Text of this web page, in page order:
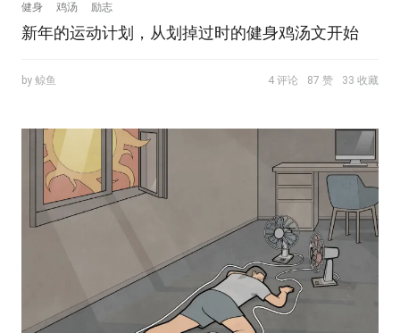
健身 鸡汤 励志
新年的运动计划，从划掉过时的健身鸡汤文开始
by 鲸鱼 4 评论 87 赞 33 收藏